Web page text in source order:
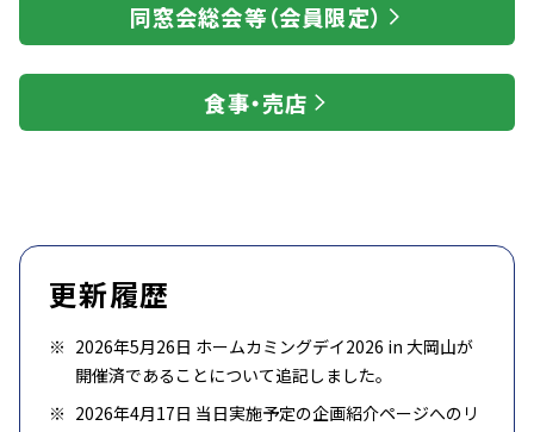
同窓会総会等（会員限定）
食事・売店
更新履歴
2026年5月26日 ホームカミングデイ2026 in 大岡山が
開催済であることについて追記しました。
2026年4月17日 当日実施予定の企画紹介ページへのリ